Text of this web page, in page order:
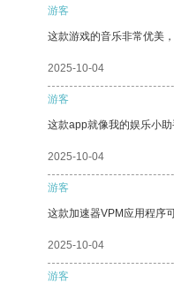
游客
这款游戏的音乐非常优美
2025-10-04
游客
这款app就像我的娱乐小助
2025-10-04
游客
这款加速器VPM应用程序
2025-10-04
游客